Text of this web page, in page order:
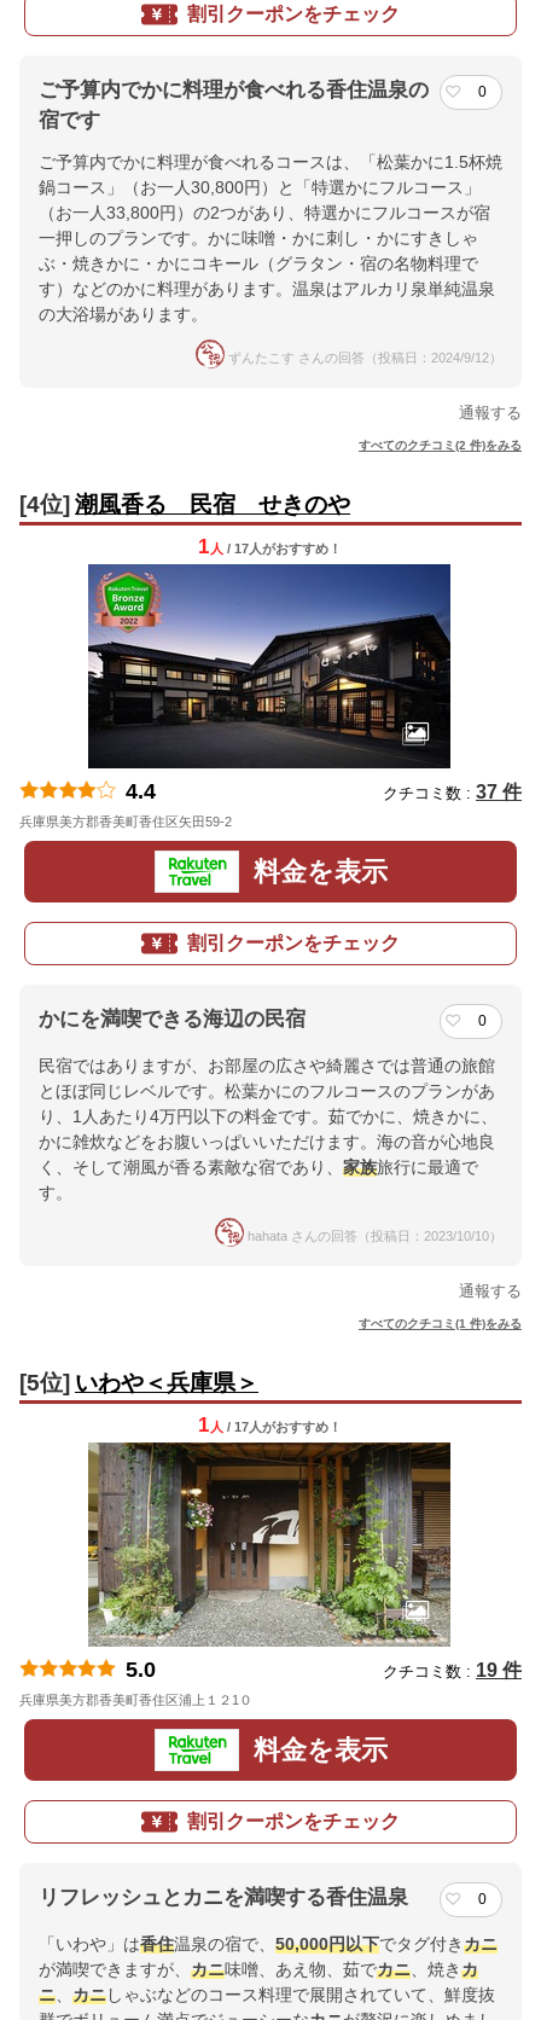
割引クーポンをチェック
ご予算内でかに料理が食べれる香住温泉の
宿です
0
ご予算内でかに料理が食べれるコースは、「松葉かに1.5杯焼
鍋コース」（お一人30,800円）と「特選かにフルコース」
（お一人33,800円）の2つがあり、特選かにフルコースが宿
一押しのプランです。かに味噌・かに刺し・かにすきしゃ
ぶ・焼きかに・かにコキール（グラタン・宿の名物料理で
す）などのかに料理があります。温泉はアルカリ泉単純温泉
の大浴場があります。
ずんたこす さんの回答（投稿日：2024/9/12）
通報する
すべてのクチコミ(2 件)をみる
[4位] 潮風香る 民宿 せきのや
1 人 / 17人がおすすめ！
4.4 クチコミ数 : 37 件
兵庫県美方郡香美町香住区矢田59-2
料金を表示
割引クーポンをチェック
かにを満喫できる海辺の民宿 0
民宿ではありますが、お部屋の広さや綺麗さでは普通の旅館
とほぼ同じレベルです。松葉かにのフルコースのプランがあ
り、1人あたり4万円以下の料金です。茹でかに、焼きかに、
かに雑炊などをお腹いっぱいいただけます。海の音が心地良
く、そして潮風が香る素敵な宿であり、 家族旅行に最適で
す。
hahata さんの回答（投稿日：2023/10/10）
通報する
すべてのクチコミ(1 件)をみる
[5位] いわや＜兵庫県＞
1 人 / 17人がおすすめ！
5.0 クチコミ数 : 19 件
兵庫県美方郡香美町香住区浦上１２1０
料金を表示
割引クーポンをチェック
リフレッシュとカニを満喫する香住温泉 0
「いわや」は香住温泉の宿で、 50,000円以下でタグ付きカニ
が満喫できますが、 カニ味噌、あえ物、茹でカニ 、焼きカ
ニ
カニしゃぶなどのコース料理で展開されていて、鮮度抜